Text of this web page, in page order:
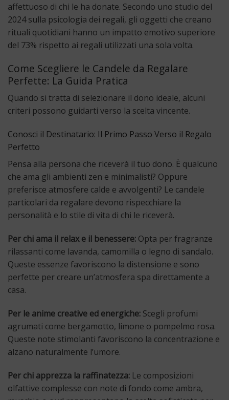
affettuoso di chi le ha donate. Secondo uno studio del
2024 sulla psicologia dei regali, gli oggetti che creano
rituali quotidiani hanno un impatto emotivo superiore
del 73% rispetto ai regali utilizzati una sola volta.
Come Scegliere le Candele da Regalare
Perfette: La Guida Pratica
Quando si tratta di selezionare il dono ideale, alcuni
criteri possono guidarti verso la scelta vincente.
Conosci il Destinatario: Il Primo Passo Verso il Regalo
Perfetto
Pensa alla persona che riceverà il tuo dono. È qualcuno
che ama gli ambienti zen e minimalisti? Oppure
preferisce atmosfere calde e avvolgenti? Le candele
particolari da regalare devono rispecchiare la
personalità e lo stile di vita di chi le riceverà.
Per chi ama il relax e il benessere: Opta per fragranze
rilassanti come lavanda, camomilla o legno di sandalo.
Queste essenze favoriscono la distensione e sono
perfette per creare un’atmosfera spa direttamente a
casa.
Per le anime creative ed energiche: Scegli profumi
agrumati come bergamotto, limone o pompelmo rosa.
Queste note stimolanti favoriscono la concentrazione e
alzano naturalmente l’umore.
Per chi apprezza la raffinatezza: Le composizioni
olfattive complesse con note di fondo come ambra,